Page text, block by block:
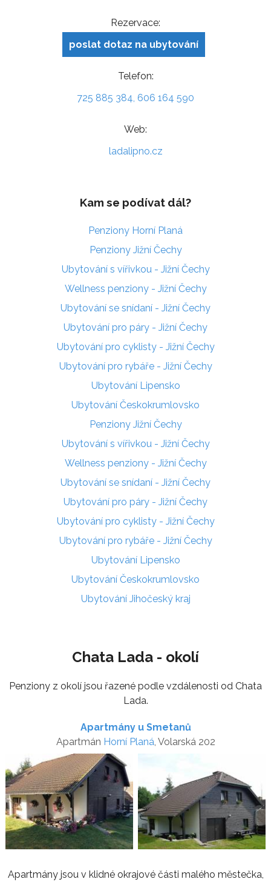
Rezervace:
poslat dotaz na ubytování
Telefon:
725 885 384, 606 164 590
Web:
ladalipno.cz
Kam se podívat dál?
Penziony Horní Planá
Penziony Jižní Čechy
Ubytování s vířivkou - Jižní Čechy
Wellness penziony - Jižní Čechy
Ubytování se snídaní - Jižní Čechy
Ubytování pro páry - Jižní Čechy
Ubytování pro cyklisty - Jižní Čechy
Ubytování pro rybáře - Jižní Čechy
Ubytování Lipensko
Ubytování Českokrumlovsko
Penziony Jižní Čechy
Ubytování s vířivkou - Jižní Čechy
Wellness penziony - Jižní Čechy
Ubytování se snídaní - Jižní Čechy
Ubytování pro páry - Jižní Čechy
Ubytování pro cyklisty - Jižní Čechy
Ubytování pro rybáře - Jižní Čechy
Ubytování Lipensko
Ubytování Českokrumlovsko
Ubytování Jihočeský kraj
Chata Lada - okolí
Penziony z okolí jsou řazené podle vzdálenosti od Chata
Lada.
Apartmány u Smetanů
Apartmán Horní Planá , Volarská 202
Apartmány jsou v klidné okrajové části malého městečka,